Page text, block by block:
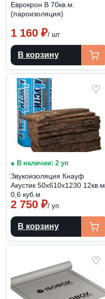
Еврокрон В 70кв.м.
(пароизоляция)
1 160 ₽/ шт
В корзину
♡
● В наличии: 2 уп
Звукоизоляция Кнауф
Акустик 50х610х1230 12кв.м,
0,6 куб.м
2 750 ₽/ уп
В корзину
♡